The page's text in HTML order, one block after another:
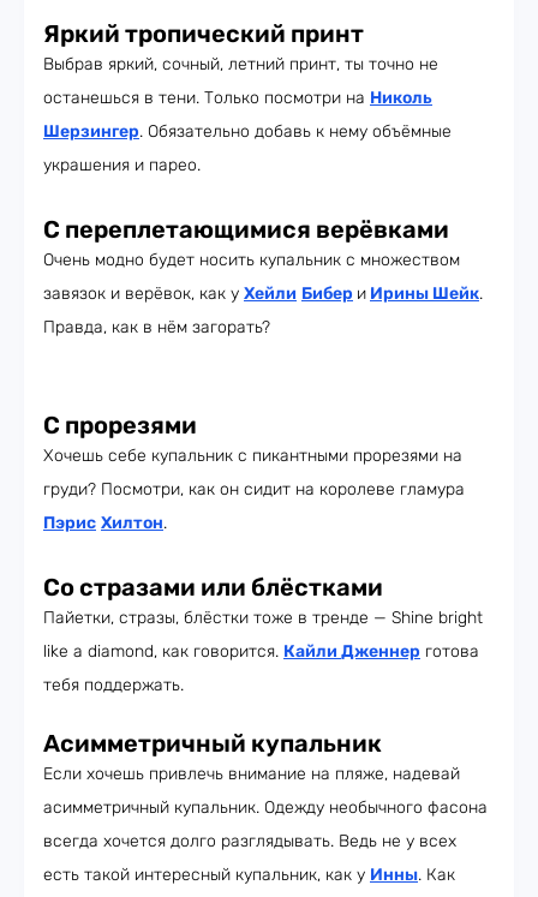
Яркий тропический принт
Выбрав яркий, сочный, летний принт, ты точно не
останешься в тени. Только посмотри на Николь
Шерзингер. Обязательно добавь к нему объёмные
украшения и парео.
С переплетающимися верёвками
Очень модно будет носить купальник с множеством
завязок и верёвок, как у Хейли Бибер и Ирины Шейк.
Правда, как в нём загорать?
С прорезями
Хочешь себе купальник с пикантными прорезями на
груди? Посмотри, как он сидит на королеве гламура
Пэрис Хилтон.
Со стразами или блёстками
Пайетки, стразы, блёстки тоже в тренде — Shine bright
like a diamond, как говорится. Кайли Дженнер готова
тебя поддержать.
Асимметричный купальник
Если хочешь привлечь внимание на пляже, надевай
асимметричный купальник. Одежду необычного фасона
всегда хочется долго разглядывать. Ведь не у всех
есть такой интересный купальник, как у Инны. Как